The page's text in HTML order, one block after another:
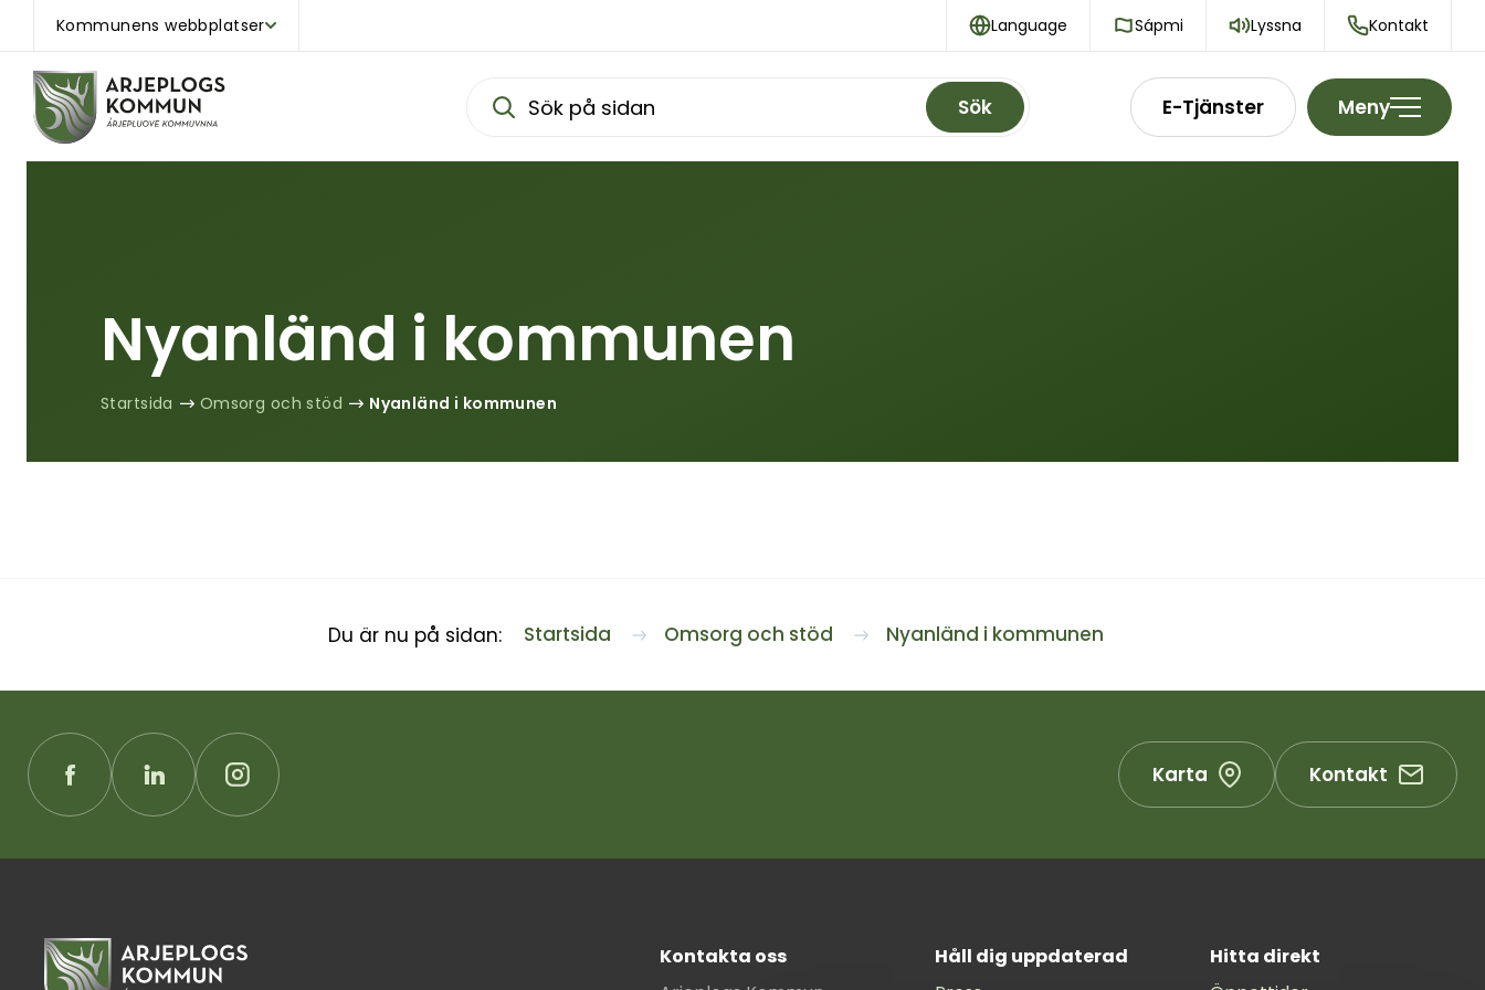
Kommunens webbplatser Language Sápmi Lyssna Kontakt
Sök E-Tjänster Meny
Nyanländ i kommunen
Startsida Omsorg och stöd Nyanländ i kommunen
Du är nu på sidan: Startsida Omsorg och stöd Nyanländ i kommunen
Karta Kontakt
Kontakta oss
Håll dig uppdaterad
Hitta direkt